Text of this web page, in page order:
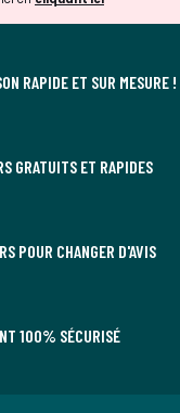
RAPIDE ET SUR MESURE !
GRATUITS ET RAPIDES
POUR CHANGER D'AVIS
100% SÉCURISÉ